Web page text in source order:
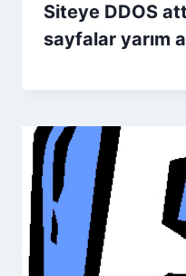
Siteye DDOS
sayfalar yarım